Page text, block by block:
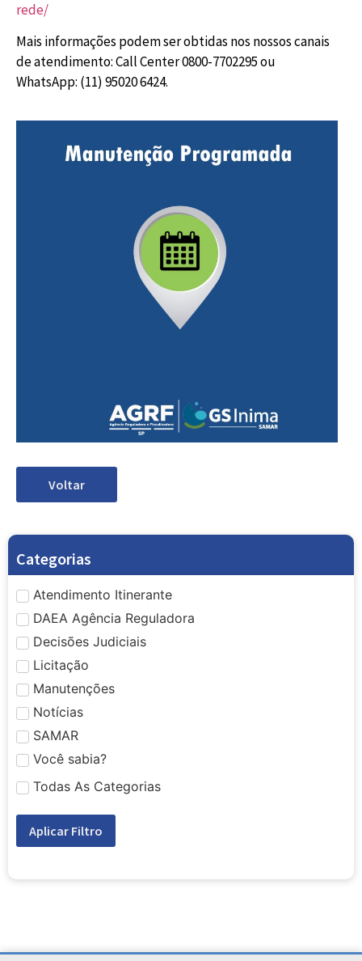
rede/
Mais informações podem ser obtidas nos nossos canais
de atendimento: Call Center 0800-7702295 ou
WhatsApp: (11) 95020 6424.
Voltar
Categorias
Atendimento Itinerante
DAEA Agência Reguladora
Decisões Judiciais
Licitação
Manutenções
Notícias
SAMAR
Você sabia?
Todas As Categorias
Aplicar Filtro